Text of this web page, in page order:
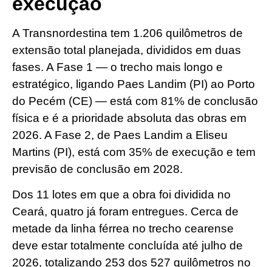
A Transnordestina tem 1.206 quilômetros de
extensão total planejada, divididos em duas
fases. A Fase 1 — o trecho mais longo e
estratégico, ligando Paes Landim (PI) ao Porto
do Pecém (CE) — está com 81% de conclusão
física e é a prioridade absoluta das obras em
2026. A Fase 2, de Paes Landim a Eliseu
Martins (PI), está com 35% de execução e tem
previsão de conclusão em 2028.
Dos 11 lotes em que a obra foi dividida no
Ceará, quatro já foram entregues. Cerca de
metade da linha férrea no trecho cearense
deve estar totalmente concluída até julho de
2026, totalizando 253 dos 527 quilômetros no